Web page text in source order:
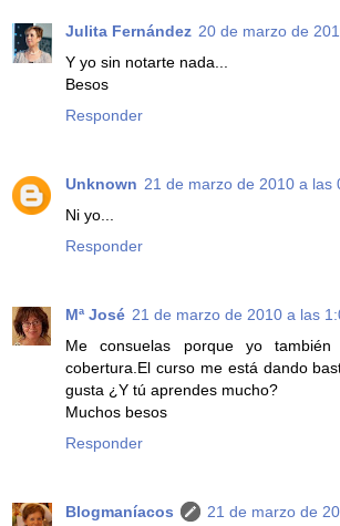
Julita Fernández 20 de marzo de
Y yo sin notarte nada...
Besos
Responder
Unknown 21 de marzo de 2010 a las
Ni yo...
Responder
Mª José 21 de marzo de 2010 a las
Me consuelas porque yo
cobertura.El curso me está dando
gusta ¿Y tú aprendes mucho?
Muchos besos
Responder
Blogmaníacos
21 de marzo de